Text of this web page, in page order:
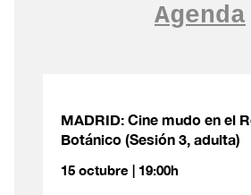
Agenda
MADRID: Cine mudo en el
Botánico (Sesión 3, adulta)
15 octubre | 19:00h